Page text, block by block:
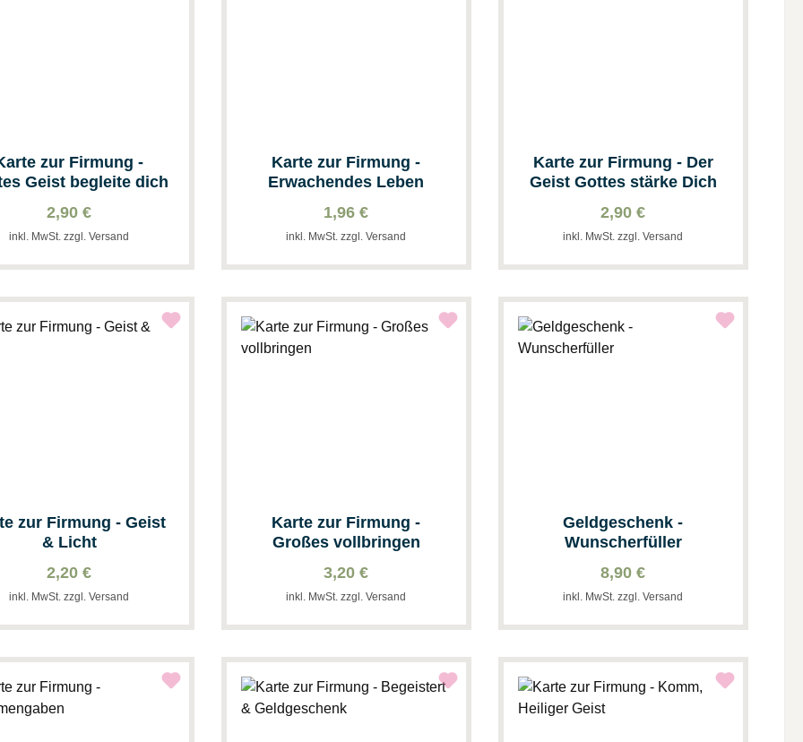
zur Firmung -
Geist begleite dich
2,90 €
inkl. MwSt. zzgl. Versand
Karte zur Firmung -
Erwachendes Leben
1,96 €
inkl. MwSt. zzgl. Versand
Karte zur Firmung - Der
Geist Gottes stärke Dich
2,90 €
inkl. MwSt. zzgl. Versand
zur Firmung - Geist
& Licht
2,20 €
inkl. MwSt. zzgl. Versand
Karte zur Firmung -
Großes vollbringen
3,20 €
inkl. MwSt. zzgl. Versand
Geldgeschenk -
Wunscherfüller
8,90 €
inkl. MwSt. zzgl. Versand